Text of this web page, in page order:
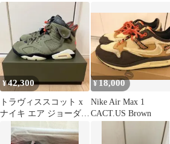
コット
¥42,300
トラヴィススコット x
ナイキ エア ジョーダン
6 レトロ SP オリーブ
¥18,000
Nike Air Max 1
CACT.US Brown